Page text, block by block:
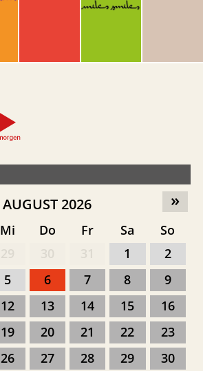
»
AUGUST 2026
Mi Do Fr Sa
So
1
2
5 6 7 8
9
12 13 14 15
16
19 20 21 22
23
26 27 28 29
30